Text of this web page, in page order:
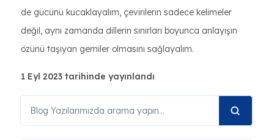
de gücünü kucaklayalım, çevirilerin sadece kelimeler
değil, aynı zamanda dillerin sınırları boyunca anlayışın
özünü taşıyan gemiler olmasını sağlayalım.
1 Eyl 2023 tarihinde yayınlandı